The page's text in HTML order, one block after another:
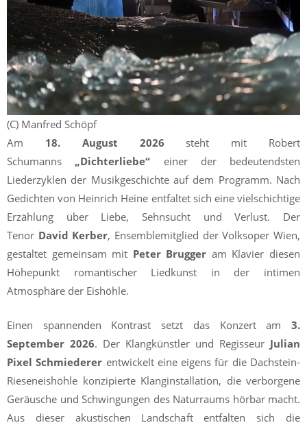
(C) Manfred Schöpf
Am 18. August 2026 steht mit Robert
Schumanns „Dichterliebe“ einer der bedeutendsten
Liederzyklen der Musikgeschichte auf dem Programm. Nach
Gedichten von Heinrich Heine entfaltet sich eine vielschichtige
Erzählung über Liebe, Sehnsucht und Verlust. Der
Tenor David Kerber, Ensemblemitglied der Volksoper Wien,
gestaltet gemeinsam mit Peter Brugger am Klavier diesen
Höhepunkt romantischer Liedkunst in der intimen
Atmosphäre der Eishöhle.
Einen spannenden Kontrast setzt das Konzert am 3.
September 2026. Der Klangkünstler und Regisseur Julian
Pixel Schmiederer entwickelt eine eigens für die Dachstein-
Rieseneishöhle konzipierte Klanginstallation, die verborgene
Geräusche und Schwingungen des Naturraums hörbar macht.
Aus dieser akustischen Landschaft entfalten sich die